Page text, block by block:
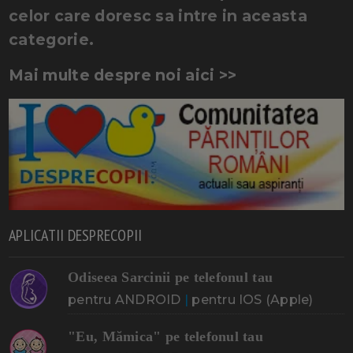
celor care doresc sa intre in aceasta
categorie.
Mai multe despre noi aici >>
APLICATII DESPRECOPII
Odiseea Sarcinii pe telefonul tau
pentru ANDROID pentru IOS (Apple)
"Eu, Mămica" pe telefonul tau